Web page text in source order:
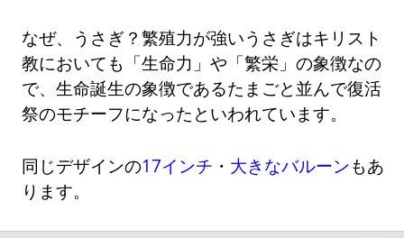
なぜ、うさぎ？繁殖力が強いうさぎはキリスト
教においても「生命力」や「繁栄」の象徴なの
で、生命誕生の象徴であるたまごと並んで復活
祭のモチーフになったといわれています。
同じデザインの17インチ ・ 大きなバルーンもあ
ります。